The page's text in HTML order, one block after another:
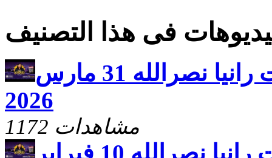
فى هذا التصنيف
يارب ارحم مع الاخت رانيا نصرالله 31 مارس
2026
1172 مشاهدات
يارب ارحم مع الاخت رانيا نصرالله 10 فبراير